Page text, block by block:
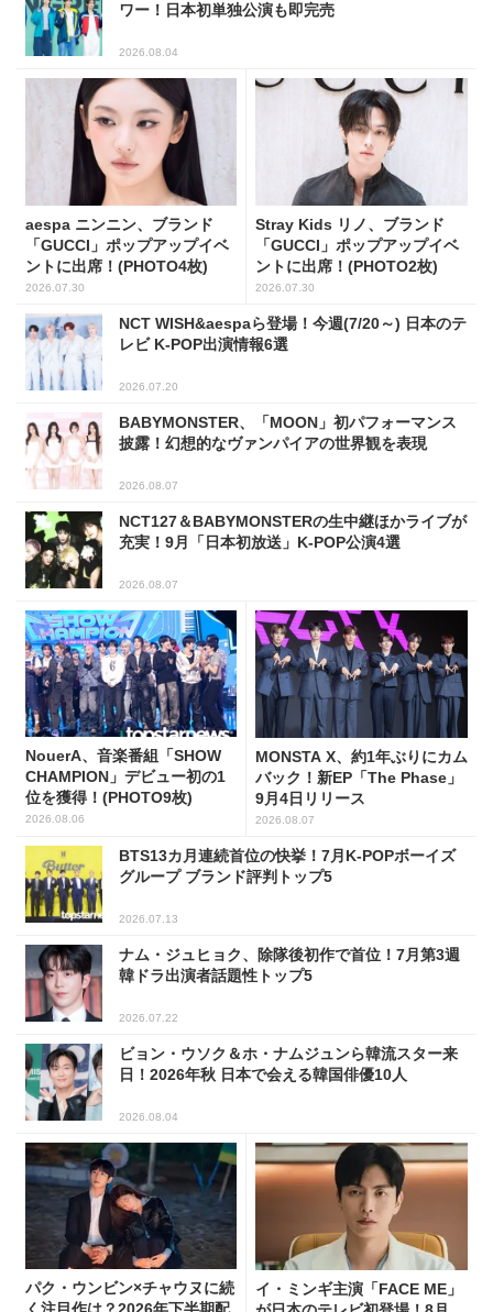
ワー！日本初単独公演も即完売
2026.08.04
aespa ニンニン、ブランド
「GUCCI」ポップアップイベ
ントに出席！(PHOTO4枚)
2026.07.30
Stray Kids リノ、ブランド
「GUCCI」ポップアップイベ
ントに出席！(PHOTO2枚)
2026.07.30
NCT WISH&aespaら登場！今週(7/20～) 日本のテ
レビ K-POP出演情報6選
2026.07.20
BABYMONSTER、「MOON」初パフォーマンス
披露！幻想的なヴァンパイアの世界観を表現
2026.08.07
NCT127＆BABYMONSTERの生中継ほかライブが
充実！9月「日本初放送」K-POP公演4選
2026.08.07
NouerA、音楽番組「SHOW
CHAMPION」デビュー初の1
位を獲得！(PHOTO9枚)
2026.08.06
MONSTA X、約1年ぶりにカム
バック！新EP「The Phase」
9月4日リリース
2026.08.07
BTS13カ月連続首位の快挙！7月K-POPボーイズ
グループ ブランド評判トップ5
2026.07.13
ナム・ジュヒョク、除隊後初作で首位！7月第3週
韓ドラ出演者話題性トップ5
2026.07.22
ビョン・ウソク＆ホ・ナムジュンら韓流スター来
日！2026年秋 日本で会える韓国俳優10人
2026.08.04
パク・ウンビン×チャウヌに続
イ・ミンギ主演「FACE ME」